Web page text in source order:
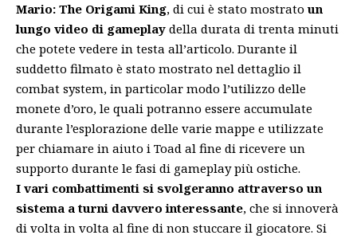
Mario: The Origami King, di cui è stato mostrato un
lungo video di gameplay della durata di trenta minuti
che potete vedere in testa all’articolo. Durante il
suddetto filmato è stato mostrato nel dettaglio il
combat system, in particolar modo l’utilizzo delle
monete d’oro, le quali potranno essere accumulate
durante l’esplorazione delle varie mappe e utilizzate
per chiamare in aiuto i Toad al fine di ricevere un
supporto durante le fasi di gameplay più ostiche.
I vari combattimenti si svolgeranno attraverso un
sistema a turni davvero interessante, che si innoverà
di volta in volta al fine di non stuccare il giocatore. Si